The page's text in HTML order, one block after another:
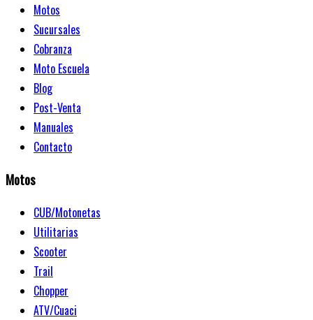
Motos
Sucursales
Cobranza
Moto Escuela
Blog
Post-Venta
Manuales
Contacto
Motos
CUB/Motonetas
Utilitarias
Scooter
Trail
Chopper
ATV/Cuaci